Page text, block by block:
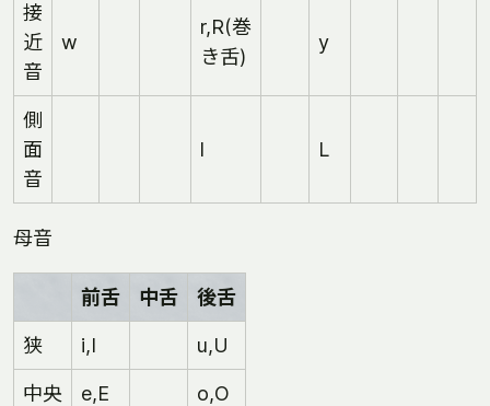
接
近
音
w
r,R(巻
き舌)
y
側
面
音
l L
母音
前舌 中舌 後舌
狭 i,I u,U
中央 e,E o,O